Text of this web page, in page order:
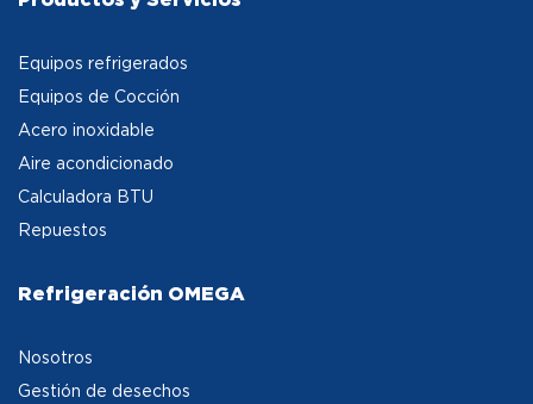
Equipos refrigerados
Equipos de Cocción
Acero inoxidable
Aire acondicionado
Calculadora BTU
Repuestos
Refrigeración OMEGA
Nosotros
Gestión de desechos